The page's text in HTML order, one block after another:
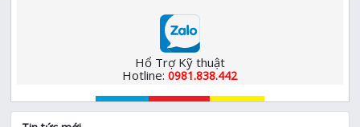
Hổ Trợ Kỹ thuật
Hotline:0981.838.442